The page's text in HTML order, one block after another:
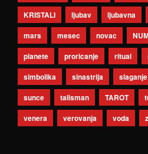
KRISTALI
ljubav ljubavna
mars
mesec novac
planete
proricanje ritual
simbolika
sinastrija slaganje
sunce
talisman TAROT
venera
verovanja voda